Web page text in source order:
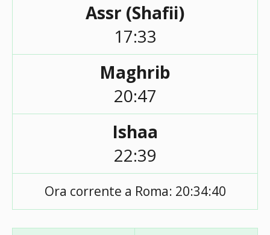
Assr (Shafii)
17:33
Maghrib
20:47
Ishaa
22:39
Ora corrente a Roma: 20:34:40